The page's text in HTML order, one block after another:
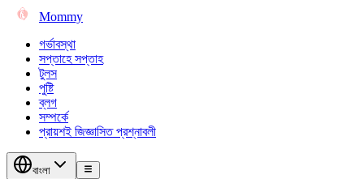
Mommy
গর্ভাবস্থা
সপ্তাহে সপ্তাহ
টুলস
পুষ্টি
ব্লগ
সম্পর্কে
প্রায়শই জিজ্ঞাসিত প্রশ্নাবলী
বাংলা